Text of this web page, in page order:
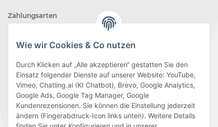
Wie wir Cookies & Co nutzen
Durch Klicken auf „Alle akzeptieren“ gestatten Sie den
Einsatz folgender Dienste auf unserer Website: YouTube,
Vimeo, Chatling.ai (KI Chatbot), Brevo, Google Analytics,
Google Ads, Google Tag Manager, Google
Kundenrezensionen. Sie können die Einstellung jederzeit
ändern (Fingerabdruck-Icon links unten). Weitere Details
Zahlungsarten
Wir versenden mit